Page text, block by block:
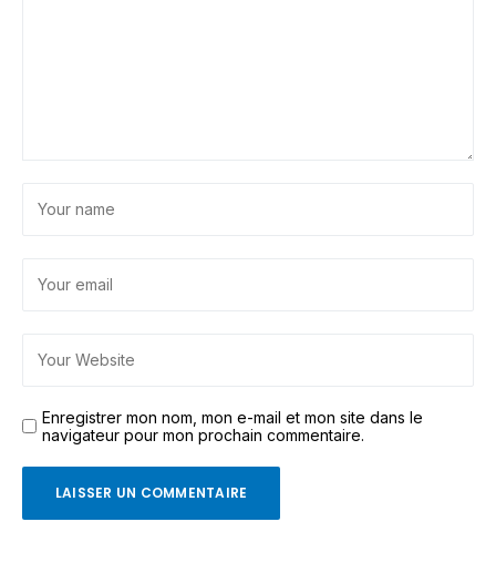
Enregistrer mon nom, mon e-mail et mon site dans le
navigateur pour mon prochain commentaire.